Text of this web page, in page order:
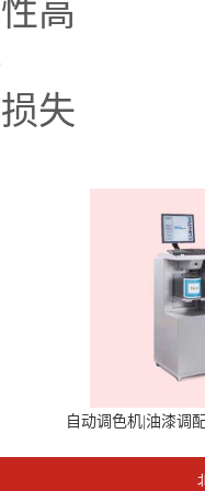
高
失
自动调色机|油漆调